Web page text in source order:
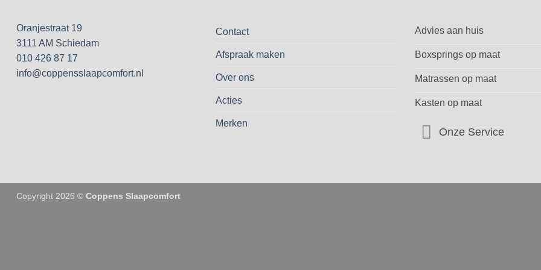
Oranjestraat 19
3111 AM Schiedam
010 426 87 17
info@coppensslaapcomfort.nl
Contact
Afspraak maken
Over ons
Acties
Merken
Advies aan huis
Boxsprings op maat
Matrassen op maat
Kasten op maat
Onze Service
Copyright 2026 © Coppens Slaapcomfort